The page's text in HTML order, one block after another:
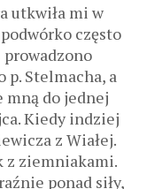
utkwiła mi w
często
Stelmacha, a
mną do jednej
Kiedy indziej
z Wiałej.
z ziemniakami.
ponad siły,